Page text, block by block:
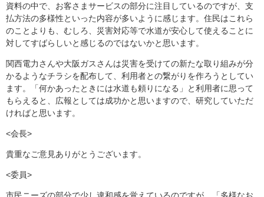
資料の中で、お客さまサービスの部分に注目しているのですが、支
払方法の多様性といった内容が多いように感じます。住民はこれら
のことよりも、むしろ、災害対応等で水道が安心して使えることに
対してすばらしいと感じるのではないかと思います。
関西電力さんや大阪ガスさんは災害を受けての新たな取り組みが分
かるようなチラシを配布して、利用者との繋がりを作ろうとしてい
ます。「何かあったときには水道も頼りになる」と利用者に思って
もらえると、広報としては成功かと思いますので、研究していただ
ければと思います。
<会長>
貴重なご意見ありがとうございます。
<委員>